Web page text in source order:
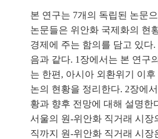
본 연구는 7개의 독립된 논문
논문들은 위안화 국제화의 현
경제에 주는 함의를 담고 있다
음과 같다. 1장에서는 본 연구
는 한편, 아시아 외환위기 이
논의 현황을 정리한다. 2장에
황과 향후 전망에 대해 설명
서울의 원-위안화 직거래 시장
직까지 원-위안화 직거래 시장